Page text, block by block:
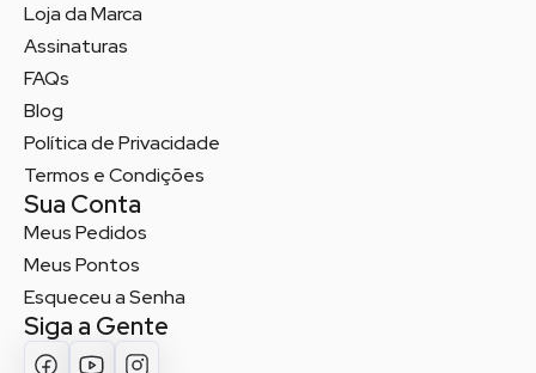
Loja da Marca
Assinaturas
FAQs
Blog
Política de Privacidade
Termos e Condições
Sua Conta
Meus Pedidos
Meus Pontos
Esqueceu a Senha
Siga a Gente